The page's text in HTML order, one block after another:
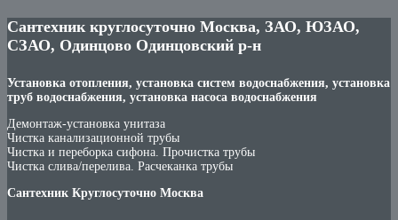
Сантехник круглосуточно Москва, ЗАО, ЮЗАО,
СЗАО, Одинцово Одинцовский р-н
Установка отопления, установка систем водоснабжения, установка
труб водоснабжения, установка насоса водоснабжения
Демонтаж-установка унитаза
Чистка канализационной трубы
Чистка и переборка сифона. Прочистка трубы
Чистка слива/перелива. Расчеканка трубы
Сантехник Круглосуточно Москва